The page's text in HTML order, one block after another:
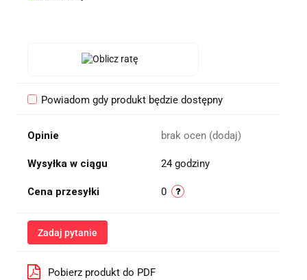
Powiadom gdy produkt będzie dostępny
Opinie brak ocen (dodaj)
Wysyłka w ciągu 24 godziny
Cena przesyłki 0
Zadaj pytanie
Pobierz produkt do PDF